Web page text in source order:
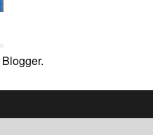
Blogger.